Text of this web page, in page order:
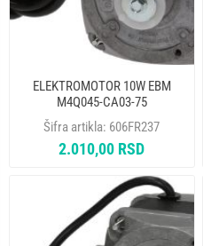
ELEKTROMOTOR 10W EBM
M4Q045-CA03-75
Šifra artikla: 606FR237
2.010,00 RSD